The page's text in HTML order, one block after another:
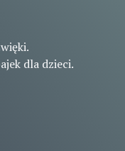
dla dzieci.